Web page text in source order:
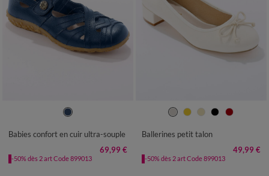
38 39
Babies confort en cuir ultra-souple
69,99 €
-50% dès 2 art Code 899013
36 37 38 39 40
Ballerines petit talon
49,99 €
-50% dès 2 art Code 899013